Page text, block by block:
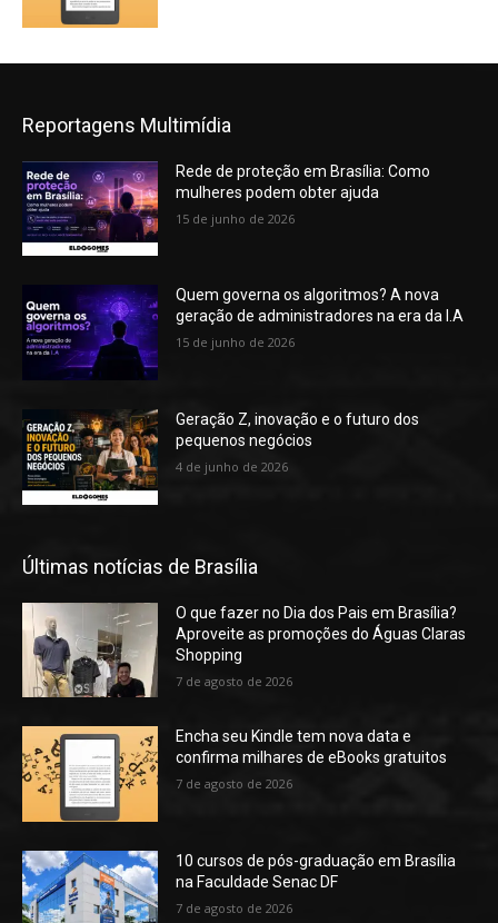
Reportagens Multimídia
Rede de proteção em Brasília: Como
mulheres podem obter ajuda
15 de junho de 2026
Quem governa os algoritmos? A nova
geração de administradores na era da I.A
15 de junho de 2026
Geração Z, inovação e o futuro dos
pequenos negócios
4 de junho de 2026
Últimas notícias de Brasília
O que fazer no Dia dos Pais em Brasília?
Aproveite as promoções do Águas Claras
Shopping
7 de agosto de 2026
Encha seu Kindle tem nova data e
confirma milhares de eBooks gratuitos
7 de agosto de 2026
10 cursos de pós-graduação em Brasília
na Faculdade Senac DF
7 de agosto de 2026